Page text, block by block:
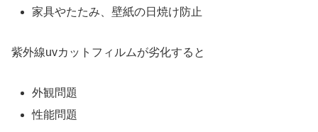
家具やたたみ、壁紙の日焼け防止
紫外線uvカットフィルムが劣化すると
外観問題
性能問題